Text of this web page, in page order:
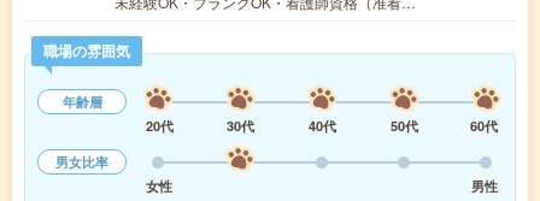
職場の雰囲気
年齢層
20代
30代 40代 50代
60代
男女比率
女性
男性